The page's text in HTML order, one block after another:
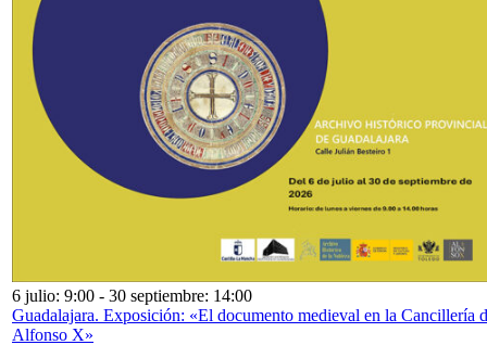
6 julio: 9:00 - 30 septiembre: 14:00
Guadalajara. Exposición: «El documento medieval en la Cancillería
Alfonso X»